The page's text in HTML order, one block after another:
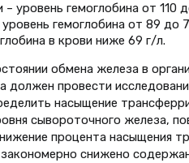
уровень гемоглобина от 110
гемоглобина от 89 до
в крови ниже 69 г/л.
обмена железа в
должен провести
насыщение
сывороточного железа,
процента насыщения
снижено